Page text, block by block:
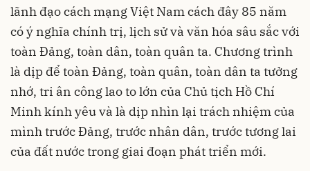
lãnh đạo cách mạng Việt Nam cách đây 85 năm
có ý nghĩa chính trị, lịch sử và văn hóa sâu sắc với
toàn Đảng, toàn dân, toàn quân ta. Chương trình
là dịp để toàn Đảng, toàn quân, toàn dân ta tưởng
nhớ, tri ân công lao to lớn của Chủ tịch Hồ Chí
Minh kính yêu và là dịp nhìn lại trách nhiệm của
mình trước Đảng, trước nhân dân, trước tương lai
của đất nước trong giai đoạn phát triển mới.